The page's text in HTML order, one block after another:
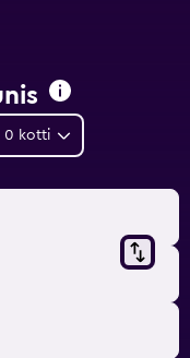
0 kotti